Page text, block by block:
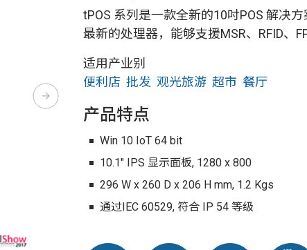
tPOS 系列是一款全新的10吋POS 解决
最新的处理器，能够支援MSR、RFID、
适用产业别
便利店 批发 观光旅游 超市 餐厅
产品特点
Win 10 IoT 64 bit
10.1" IPS 显示面板, 1280 x 800
296 W x 260 D x 206 H mm, 1.2 Kgs
通过IEC 60529, 符合 IP 54 等级